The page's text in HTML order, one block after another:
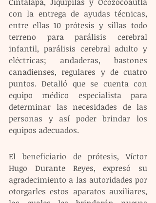
con la entrega de ayudas técnicas,
entre ellas 10 prótesis y sillas todo
terreno para parálisis cerebral
infantil, parálisis cerebral adulto y
eléctricas; andaderas, bastones
canadienses, regulares y de cuatro
puntos. Detalló que se cuenta con
equipo médico especialista para
determinar las necesidades de las
personas y así poder brindar los
equipos adecuados.
El beneficiario de prótesis, Víctor
Hugo Durante Reyes, expresó su
agradecimiento a las autoridades por
otorgarles estos aparatos auxiliares,